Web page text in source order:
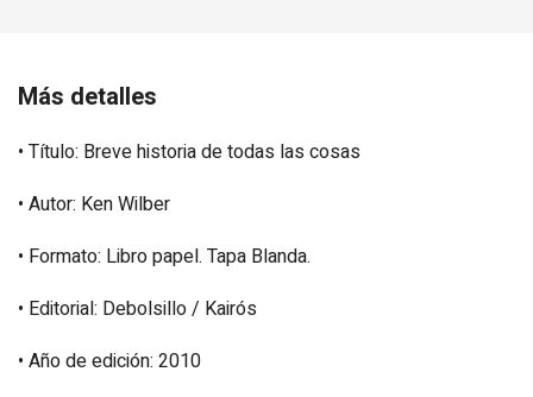
Más detalles
• Título: Breve historia de todas las cosas
• Autor: Ken Wilber
• Formato: Libro papel. Tapa Blanda.
• Editorial: Debolsillo / Kairós
• Año de edición: 2010